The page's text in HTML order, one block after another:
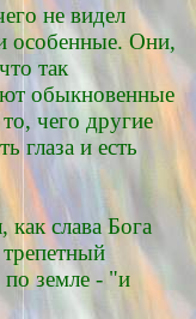
не видел
особенные. Они,
так
обыкновенные
чего другие
глаза и есть
слава Бога
по земле - "и